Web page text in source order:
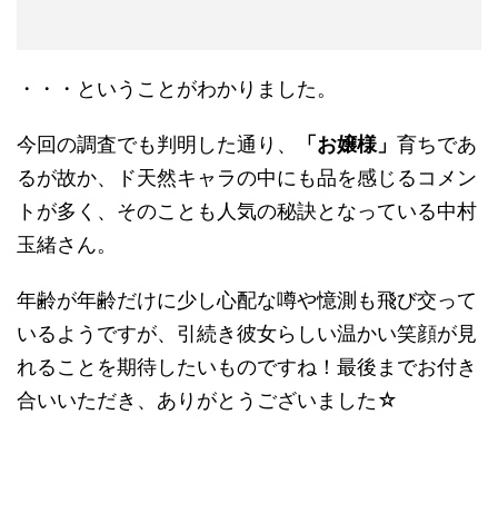
・・・ということがわかりました。
今回の調査でも判明した通り、 「お嬢様」 育ちであ
るが故か、ド天然キャラの中にも品を感じるコメン
トが多く、そのことも人気の秘訣となっている中村
玉緒さん。
年齢が年齢だけに少し心配な噂や憶測も飛び交って
いるようですが、引続き彼女らしい温かい笑顔が見
れることを期待したいものですね！最後までお付き
合いいただき、ありがとうございました☆